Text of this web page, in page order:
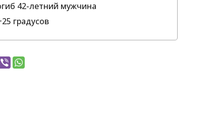
42-летний мужчина
градусов